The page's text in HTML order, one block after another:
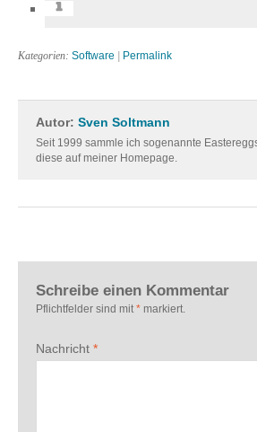
Kategorien: Software Permalink
Autor: Sven Soltmann
Seit 1999 sammle ich sogenannte
diese auf meiner Homepage.
Schreibe einen Kommentar
Pflichtfelder sind mit * markiert.
Nachricht *